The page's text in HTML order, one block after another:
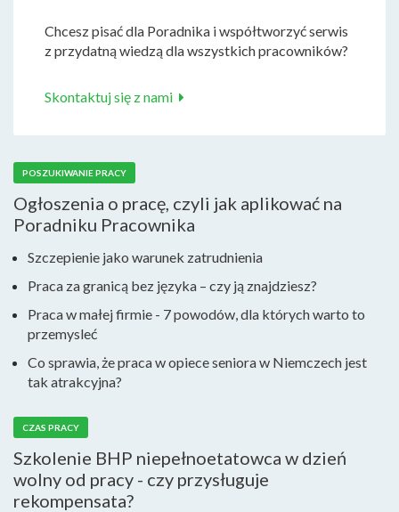
Chcesz pisać dla Poradnika i współtworzyć serwis
z przydatną wiedzą dla wszystkich pracowników?
Skontaktuj się z nami
POSZUKIWANIE PRACY
Ogłoszenia o pracę, czyli jak aplikować na
Poradniku Pracownika
Szczepienie jako warunek zatrudnienia
Praca za granicą bez języka – czy ją znajdziesz?
Praca w małej firmie - 7 powodów, dla których warto to
przemysleć
Co sprawia, że praca w opiece seniora w Niemczech jest
tak atrakcyjna?
CZAS PRACY
Szkolenie BHP niepełnoetatowca w dzień
wolny od pracy - czy przysługuje
rekompensata?